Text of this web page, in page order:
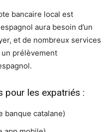
bancaire local est
aura besoin d’un
et de nombreux services
prélèvement
pour les expatriés :
banque catalane)